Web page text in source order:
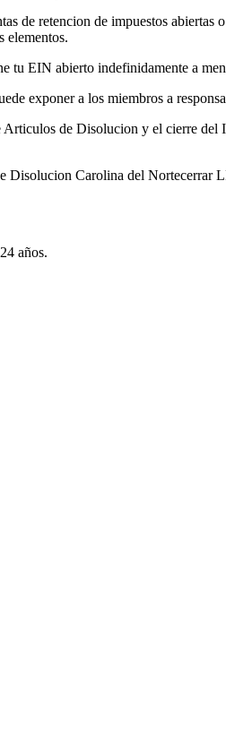
de retencion de impuestos abiertas
elementos.
EIN abierto indefinidamente a
exponer a los miembros a
de Disolucion y el cierre del
Disolucion Carolina del Nortecerrar
años.